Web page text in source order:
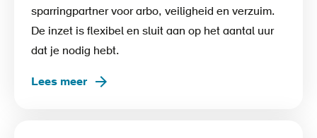
sparringpartner voor arbo, veiligheid en verzuim.
De inzet is flexibel en sluit aan op het aantal uur
dat je nodig hebt.
Lees meer